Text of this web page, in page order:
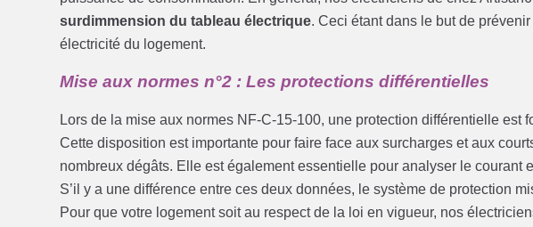
surdimmension du tableau électrique. Ceci étant dans le but de
électricité du logement.
Mise aux normes n°2 : Les protections différentielles
Lors de la mise aux normes NF-C-15-100, une protection différentielle est
Cette disposition est importante pour faire face aux surcharges et aux
nombreux dégâts. Elle est également essentielle pour analyser le courant
S’il y a une différence entre ces deux données, le système de protection
Pour que votre logement soit au respect de la loi en vigueur, nos